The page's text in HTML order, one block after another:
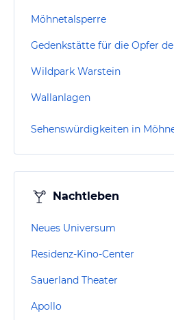
Möhnetalsperre
Wildpark Warstein
Wallanlagen
Sehenswürdigkeiten in
Nachtleben
Neues Universum
Residenz-Kino-Center
Sauerland Theater
Apollo